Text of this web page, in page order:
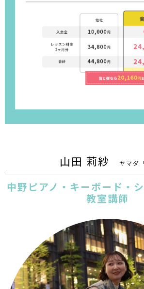
山田 莉紗 ヤマダ
中野ピアノ・キーボード・
教室講師